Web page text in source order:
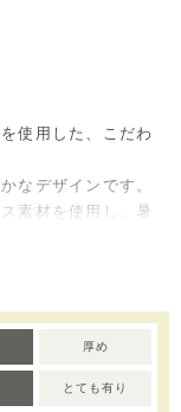
使用した、こだわ
なデザインです。
素材を使用し、暑
ェックを軽やかに
性で動きやすく快
ートなど、細部まで
同シリーズ
厚め
とても有り